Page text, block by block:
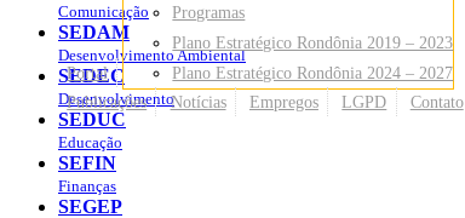
Portal
Programas
Plano Estratégico Rondônia 2019 – 2023
Plano Estratégico Rondônia 2024 – 2027
Publicações
Notícias Empregos LGPD Contato
Comunicação
SEDAM
Desenvolvimento Ambiental
SEDEC
Desenvolvimento
SEDUC
Educação
SEFIN
Finanças
SEGEP